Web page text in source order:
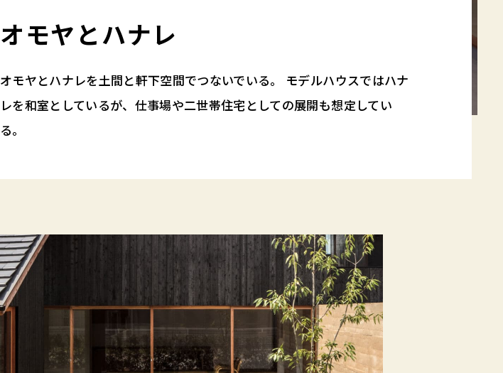
オモヤとハナレ
オモヤとハナレを土間と軒下空間でつないでいる。 モデルハウスではハナ
レを和室としているが、仕事場や二世帯住宅としての展開も想定してい
る。